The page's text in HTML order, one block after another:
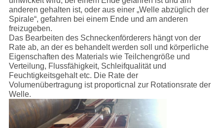
anderen gehalten ist, oder aus einer „Welle abzüglich der
Spirale“, gefahren bei einem Ende und am anderen
freizugeben.
Das Bearbeiten des Schneckenförderers hängt von der
Rate ab, an der es behandelt werden soll und körperliche
Eigenschaften des Materials wie Teilchengröße und
Verteilung, Flussfähigkeit, Schleifqualität und
Feuchtigkeitsgehalt etc. Die Rate der
Volumenübertragung ist proporticnal zur Rotationsrate der
Welle.